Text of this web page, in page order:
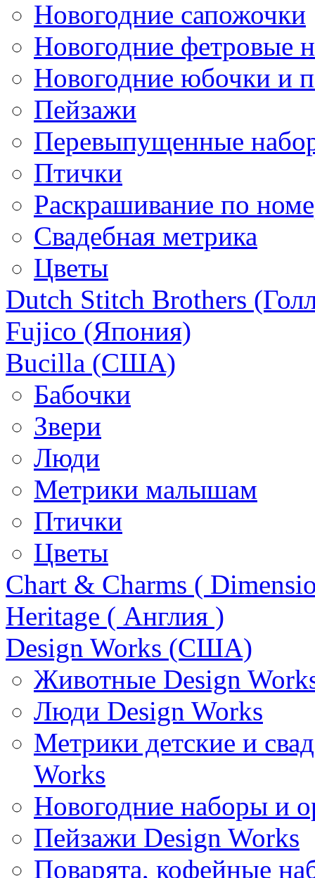
Новогодние сапожочки
Новогодние фетровые
Новогодние юбочки и
Пейзажи
Перевыпущенные
Птички
Раскрашивание по
Свадебная метрика
Цветы
Dutch Stitch Brothers
Fujico (Япония)
Bucilla (США)
Бабочки
Звери
Люди
Метрики малышам
Птички
Цветы
Chart & Charms (
Heritage ( Англия )
Design Works (США)
Животные Design
Люди Design Works
Метрики детские и
Works
Новогодние наборы и
Пейзажи Design Works
Поварята, кофейные